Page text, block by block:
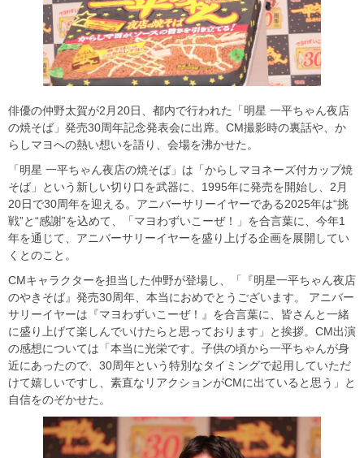
俳優の仲野太賀が2月20日、都内で行われた「明星 一平ちゃん夜店
の焼そば」発売30周年記念発表会に出席。CM撮影時の裏話や、か
らしマヨへの熱い想いを語り、会場を沸かせた。
「明星 一平ちゃん夜店の焼そば」は「からしマヨネーズ付カップ焼
そば」という新しい切り口を武器に、1995年に発売を開始し、2月
20日で30周年を迎える。アニバーサリーイヤーである2025年は“挑
戦”と“感謝”を込めて、「マヨわずいこーぜ！」を合言葉に、今年1
年を通じて、アニバーサリーイヤーを盛り上げる企画を展開してい
くとのこと。
CMキャラクターを担当した仲野が登場し、「『明星一平ちゃん夜店
のやきそば』発売30周年、本当におめでとうございます。 アニバー
サリーイヤーは『マヨわずいこーぜ！』を合言葉に、皆さんと一緒
に盛り上げて楽しんでいけたらと思っております」と挨拶。CM出演
の感想については「本当に光栄です。子供の頃から一平ちゃんが身
近にあったので、30周年という特別なタイミングで起用していただ
けて嬉しいですし、素直なリアクションがCMに出ていると思う」と
自信をのぞかせた。